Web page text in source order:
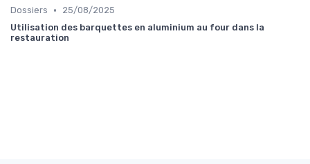
Dossiers •
25/08/2025
Utilisation des barquettes en aluminium au four dans la
restauration